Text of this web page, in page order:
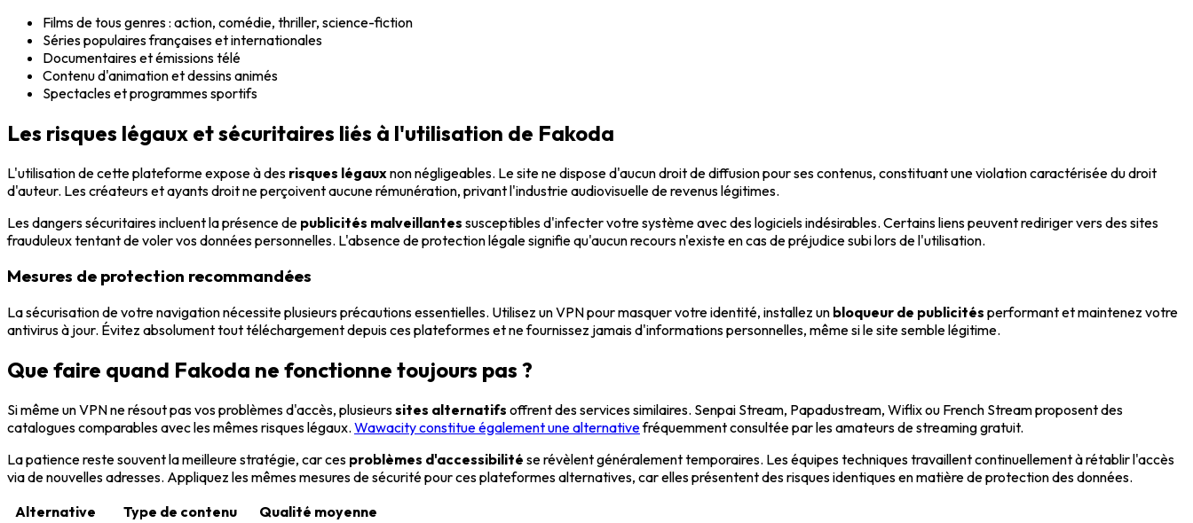
Films de tous genres : action, comédie, thriller, science-fiction
Séries populaires françaises et internationales
Documentaires et émissions télé
Contenu d'animation et dessins animés
Spectacles et programmes sportifs
Les risques légaux et sécuritaires liés à l'utilisation de Fakoda
L'utilisation de cette plateforme expose à des risques légauxnon négligeables. Le site ne dispose d'aucun droit de diffusion pour ses contenus, constituant une violation caractérisée du droit
d'auteur. Les créateurs et ayants droit ne perçoivent aucune rémunération, privant l'industrie audiovisuelle de revenus légitimes.
Les dangers sécuritaires incluent la présence de publicités malveillantes susceptibles d'infecter votre système avec des logiciels indésirables. Certains liens peuvent rediriger vers des sites
frauduleux tentant de voler vos données personnelles. L'absence de protection légale signifie qu'aucun recours n'existe en cas de préjudice subi lors de l'utilisation.
Mesures de protection recommandées
La sécurisation de votre navigation nécessite plusieurs précautions essentielles. Utilisez un VPN pour masquer votre identité, installez un bloqueur de publicités performant et maintenez votre
antivirus à jour. Évitez absolument tout téléchargement depuis ces plateformes et ne fournissez jamais d'informations personnelles, même si le site semble légitime.
Que faire quand Fakoda ne fonctionne toujours pas ?
Si même un VPN ne résout pas vos problèmes d'accès, plusieurssites alternatifs offrent des services similaires. Senpai Stream, Papadustream, Wiflix ou French Stream proposent des
catalogues comparables avec les mêmes risques légaux. Wawacity constitue également une alternativefréquemment consultée par les amateurs de streaming gratuit.
La patience reste souvent la meilleure stratégie, car ces problèmes d'accessibilité se révèlent généralement temporaires. Les équipes techniques travaillent continuellement à rétablir l'accès
via de nouvelles adresses. Appliquez les mêmes mesures de sécurité pour ces plateformes alternatives, car elles présentent des risques identiques en matière de protection des données.
Alternative
Type de contenu
Qualité moyenne